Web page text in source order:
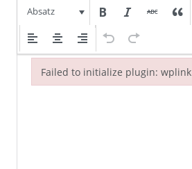
Absatz
Failed to initialize plugin: wplink
Failed to initialize plugin: wplink